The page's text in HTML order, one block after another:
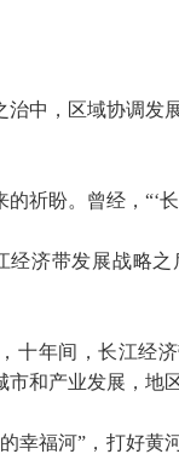
，区域协调发
盼。曾经，“‘长
带发展战略之
年间，长江经济
和产业发展，地
福河”，打好黄